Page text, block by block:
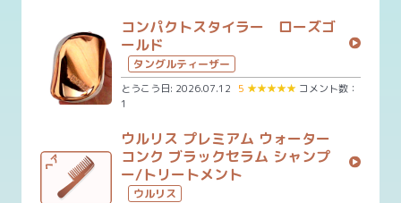
コンパクトスタイラー ローズゴ
ールド
タングルティーザー
とうこう日: 2026.07.12 5 ★★★★★ コメント数：
1
ウルリス プレミアム ウォーター
コンク ブラックセラム シャンプ
ー/トリートメント
ウルリス